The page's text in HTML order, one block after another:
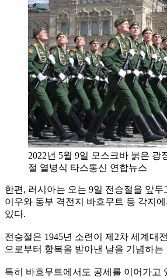
2022년 5월 9일 모스크바 붉은 광
절 열병식 타스통신 연합뉴스
한편, 러시아는 오는 9일 전승절을 앞두
이우와 동부 격전지 바흐무트 등 각지
있다.
전승절은 1945년 소련이 제2차 세계대
으로부터 항복을 받아낸 날을 기념하는
특히 바흐무트에서도 공세를 이어가고